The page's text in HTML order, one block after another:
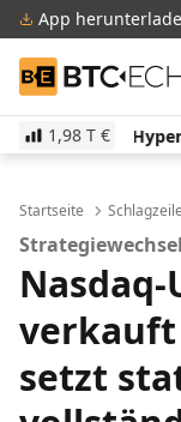
App
BTC-ECHO
1,98 T €
Kurs 49,07 €
Startseite
Strategiewechsel
verkauft
setzt